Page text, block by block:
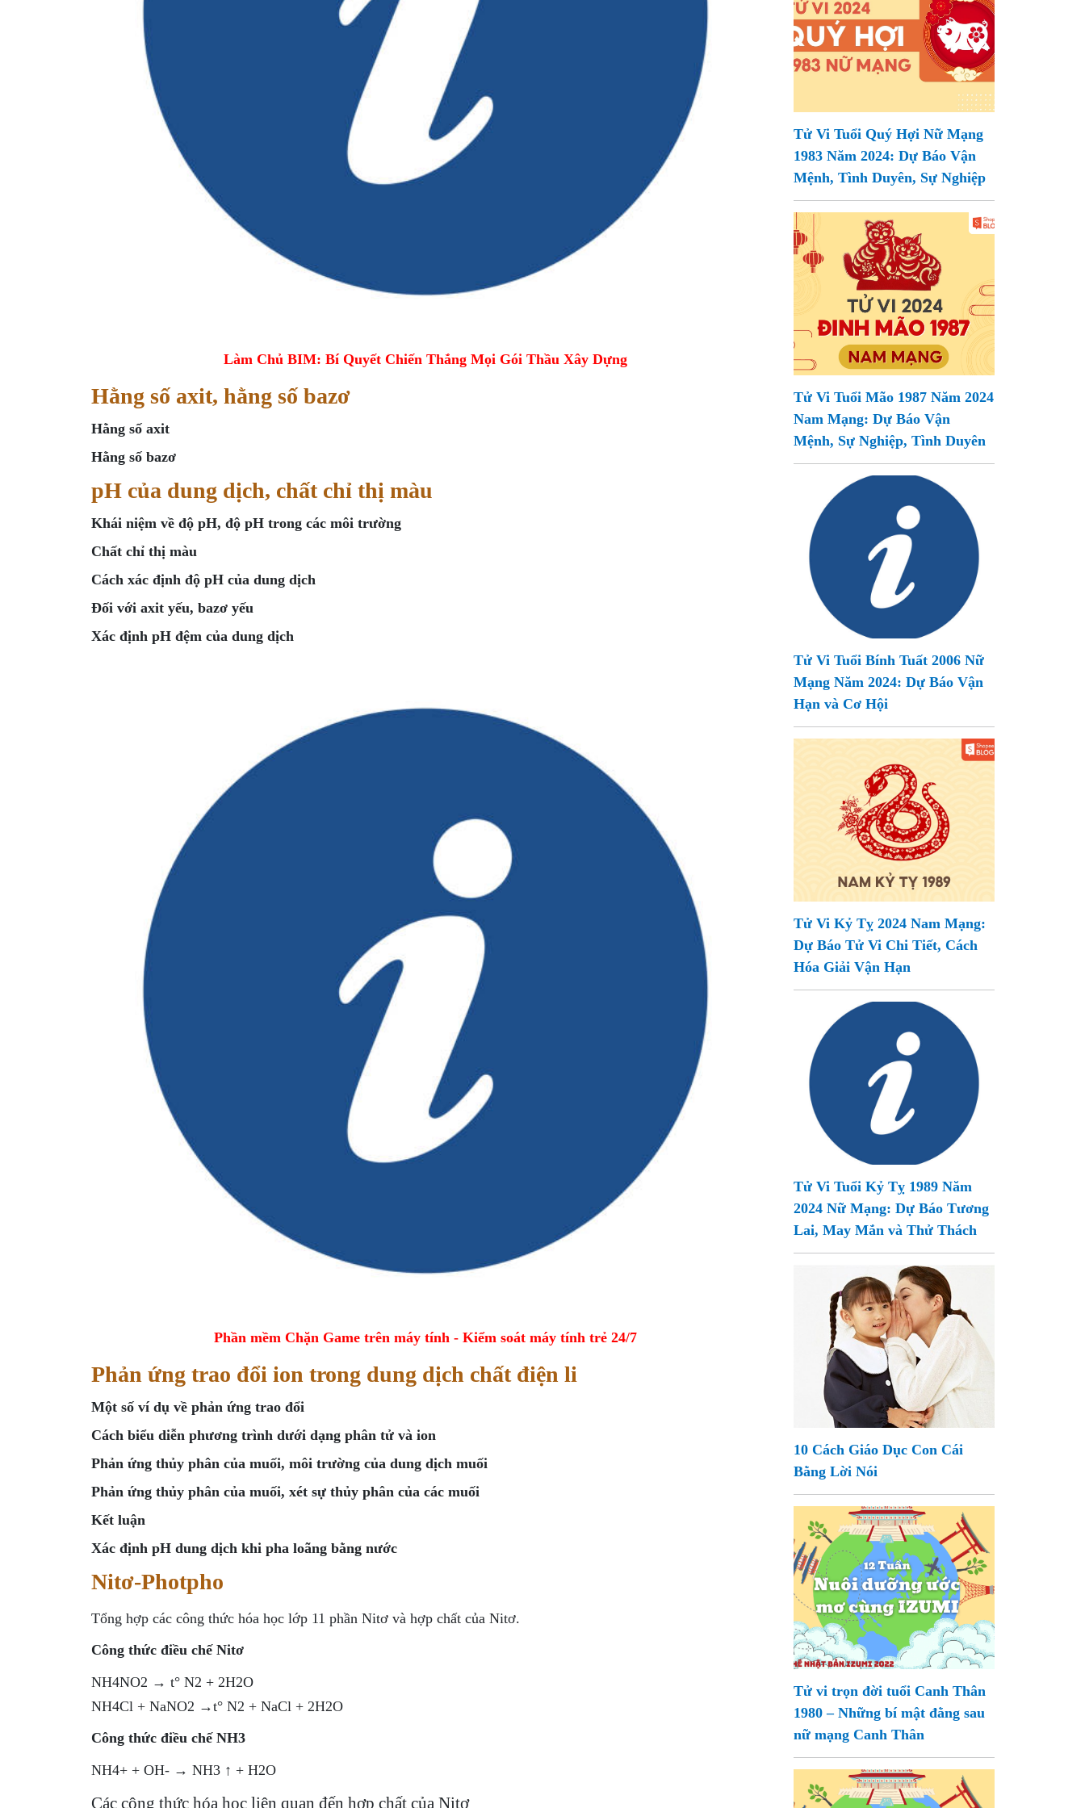
Làm Chủ BIM: Bí Quyết Chiến Thắng Mọi Gói Thầu Xây Dựng
Hằng số axit, hằng số bazơ
Hằng số axit
Hằng số bazơ
pH của dung dịch, chất chỉ thị màu
Khái niệm về độ pH, độ pH trong các môi trường
Chất chỉ thị màu
Cách xác định độ pH của dung dịch
Đối với axit yếu, bazơ yếu
Xác định pH đệm của dung dịch
Phần mềm Chặn Game trên máy tính - Kiểm soát máy tính trẻ 24/7
Phản ứng trao đổi ion trong dung dịch chất điện li
Một số ví dụ về phản ứng trao đổi
Cách biểu diễn phương trình dưới dạng phân tử và ion
Phản ứng thủy phân của muối, môi trường của dung dịch muối
Phản ứng thủy phân của muối, xét sự thủy phân của các muối
Kết luận
Xác định pH dung dịch khi pha loãng bằng nước
Nitơ-Photpho
Tổng hợp các công thức hóa học lớp 11 phần Nitơ và hợp chất của Nitơ.
Công thức điều chế Nitơ
NH4NO2 → t° N2 + 2H2O
NH4Cl + NaNO2 →t° N2 + NaCl + 2H2O
Công thức điều chế NH3
NH4+ + OH- → NH3 ↑ + H2O
Các công thức hóa học liên quan đến hợp chất của Nitơ
Tử Vi Tuổi Quý Hợi Nữ Mạng
1983 Năm 2024: Dự Báo Vận
Mệnh, Tình Duyên, Sự Nghiệp
Tử Vi Tuổi Mão 1987 Năm 2024
Nam Mạng: Dự Báo Vận
Mệnh, Sự Nghiệp, Tình Duyên
Tử Vi Tuổi Bính Tuất 2006 Nữ
Mạng Năm 2024: Dự Báo Vận
Hạn và Cơ Hội
Tử Vi Kỷ Tỵ 2024 Nam Mạng:
Dự Báo Tử Vi Chi Tiết, Cách
Hóa Giải Vận Hạn
Tử Vi Tuổi Kỷ Tỵ 1989 Năm
2024 Nữ Mạng: Dự Báo Tương
Lai, May Mắn và Thử Thách
10 Cách Giáo Dục Con Cái
Bằng Lời Nói
Tử vi trọn đời tuổi Canh Thân
1980 – Những bí mật đằng sau
nữ mạng Canh Thân